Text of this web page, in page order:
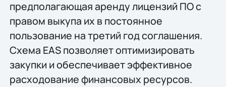
предполагающая аренду лицензий ПО с
правом выкупа их в постоянное
пользование на третий год соглашения.
Схема ЕАS позволяет оптимизировать
закупки и обеспечивает эффективное
расходование финансовых ресурсов.